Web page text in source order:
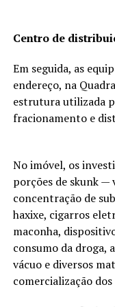
Centro de
Em seguida, as
endereço, na
estrutura utilizada
fracionamento e
No imóvel, os
porções de skunk —
concentração de
haxixe, cigarros
maconha,
consumo da droga,
vácuo e diversos
comercialização